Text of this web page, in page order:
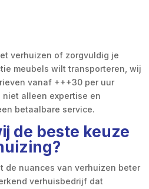
verhuizen of zorgvuldig je
meubels wilt transporteren, wij
vanaf +++30 per uur
alleen expertise en
betaalbare service.
de beste keuze
de nuances van verhuizen beter
verhuisbedrijf dat